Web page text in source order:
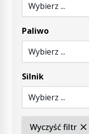
Wybierz ...
Paliwo
Wybierz ...
Silnik
Wybierz ...
Wyczyść filtr